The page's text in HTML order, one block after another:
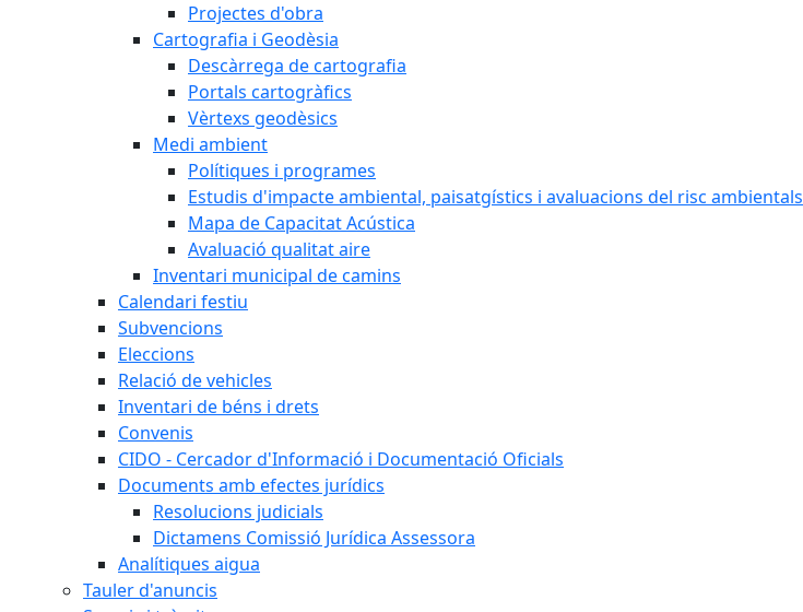
Projectes d'obra
Cartografia i Geodèsia
Descàrrega de cartografia
Portals cartogràfics
Vèrtexs geodèsics
Medi ambient
Polítiques i programes
Estudis d'impacte ambiental, paisatgístics i avaluacions del risc ambientals
Mapa de Capacitat Acústica
Avaluació qualitat aire
Inventari municipal de camins
Calendari festiu
Subvencions
Eleccions
Relació de vehicles
Inventari de béns i drets
Convenis
CIDO - Cercador d'Informació i Documentació Oficials
Documents amb efectes jurídics
Resolucions judicials
Dictamens Comissió Jurídica Assessora
Analítiques aigua
Tauler d'anuncis